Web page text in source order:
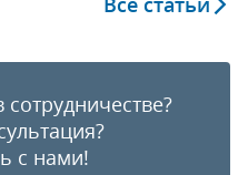
с нами!